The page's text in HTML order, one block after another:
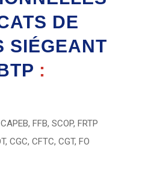
DE
SIÉGEANT
:
FFB, SCOP, FRTP
CGC, CFTC, CGT, FO